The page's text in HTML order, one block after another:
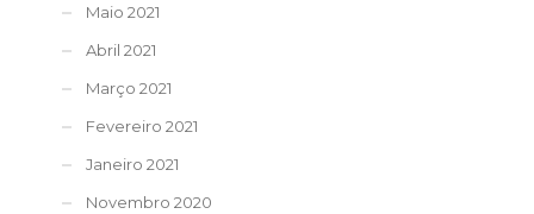
Maio 2021
Abril 2021
Março 2021
Fevereiro 2021
Janeiro 2021
Novembro 2020